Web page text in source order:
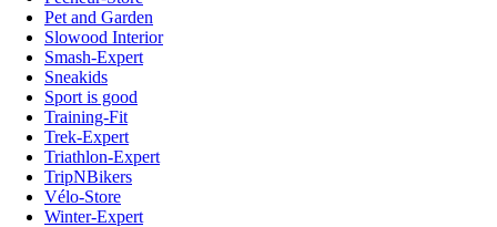
Pet and Garden
Slowood Interior
Smash-Expert
Sneakids
Sport is good
Training-Fit
Trek-Expert
Triathlon-Expert
TripNBikers
Vélo-Store
Winter-Expert